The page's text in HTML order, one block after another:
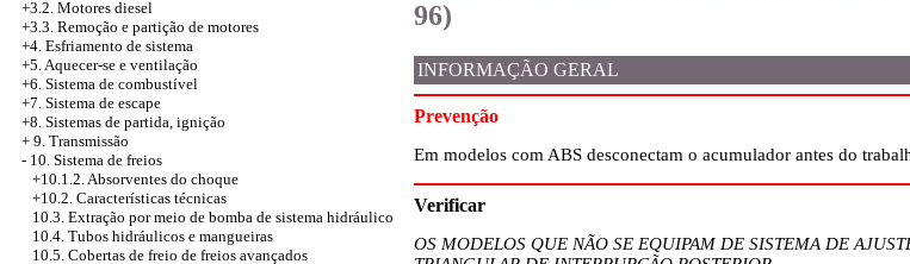
+3.2. Motores diesel
+3.3. Remoção e partição de motores
+4. Esfriamento de sistema
+5. Aquecer-se e ventilação
+6. Sistema de combustível
+7. Sistema de escape
+8. Sistemas de partida, ignição
+ 9. Transmissão
- 10. Sistema de freios
+10.1.2. Absorventes do choque
+10.2. Características técnicas
10.3. Extração por meio de bomba de sistema hidráulico
10.4. Tubos hidráulicos e mangueiras
10.5. Cobertas de freio de freios avançados
96)
INFORMAÇÃO GERAL
Prevenção
Em modelos com ABS desconectam o acumulador antes do
Verificar
OS MODELOS QUE NÃO SE EQUIPAM DE SISTEMA DE